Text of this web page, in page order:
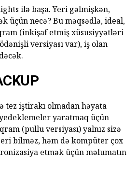
ilə başa. Yeri gəlmişkən,
üçün necə? Bu məqsədlə, ideal,
(inkişaf etmiş xüsusiyyətləri
versiyası var), iş olan
tez iştirakı olmadan həyata
yaratmaq üçün
(pullu versiyası) yalnız sizə
bilməz, həm də kompüter çox
etmək üçün məlumatın